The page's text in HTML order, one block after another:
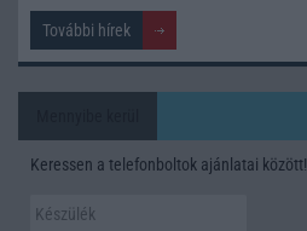
További hírek
Keressen a telefonboltok ajánlatai között!